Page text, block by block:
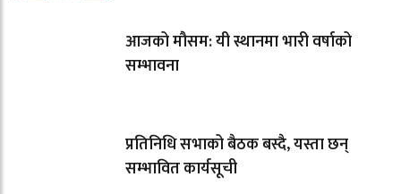
आजको मौसम: यी स्थानमा भारी वर्षाको
सम्भावना
प्रतिनिधि सभाको बैठक बस्दै, यस्ता छन्
सम्भावित कार्यसूची